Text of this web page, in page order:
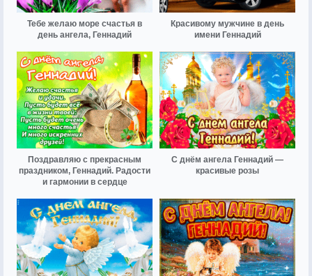
Тебе желаю море счастья в
день ангела, Геннадий
Красивому мужчине в день
имени Геннадий
Поздравляю с прекрасным
праздником, Геннадий. Радости
и гармонии в сердце
С днём ангела Геннадий —
красивые розы